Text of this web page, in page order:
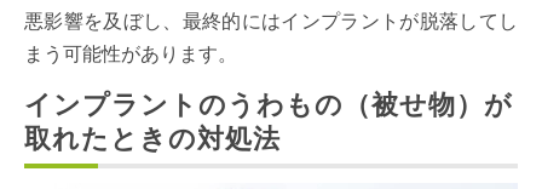
悪影響を及ぼし、最終的にはインプラントが脱落してし
まう可能性があります。
インプラントのうわもの（被せ物）が
取れたときの対処法